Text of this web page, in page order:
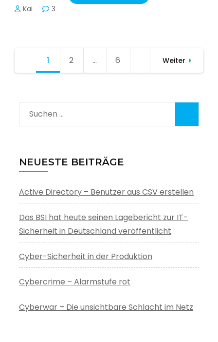
Kai 3
Seitennummerierung
1 Seite
2 … Seite
6 Weiter
Suchen
nach:
NEUESTE BEITRÄGE
Active Directory – Benutzer aus CSV erstellen
Das BSI hat heute seinen Lagebericht zur IT-
Sicherheit in Deutschland veröffentlicht
Cyber-Sicherheit in der Produktion
Cybercrime – Alarmstufe rot
Cyberwar – Die unsichtbare Schlacht im Netz